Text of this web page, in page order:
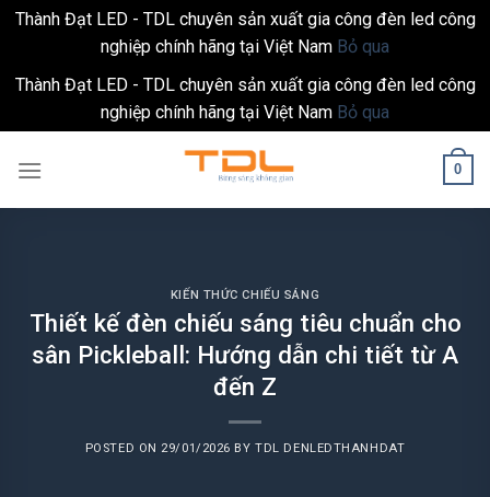
Thành Đạt LED - TDL chuyên sản xuất gia công đèn led công
nghiệp chính hãng tại Việt Nam Bỏ qua
Thành Đạt LED - TDL chuyên sản xuất gia công đèn led công
nghiệp chính hãng tại Việt Nam Bỏ qua
0
KIẾN THỨC CHIẾU SÁNG
Thiết kế đèn chiếu sáng tiêu chuẩn cho
sân Pickleball: Hướng dẫn chi tiết từ A
đến Z
POSTED ON 29/01/2026 BYTDL DENLEDTHANHDAT